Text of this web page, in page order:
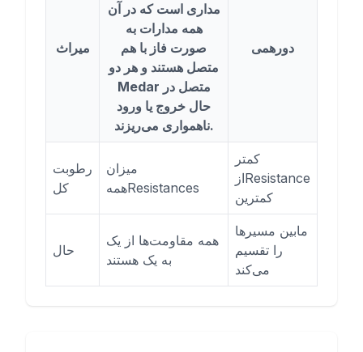
میراث
مداری است که در آن
همه مدارات به
صورت فاز با هم
متصل هستند و هر دو
Medar متصل در
حال خروج یا ورود
ناهمواری می‌ریزند.
دورهمی
رطوبت
کل
میزان
همهResistances
کمتر
ازResistance
کمترین
حال
همه مقاومت‌ها از یک
به یک هستند
مابین مسیرها
را تقسیم
می‌کند